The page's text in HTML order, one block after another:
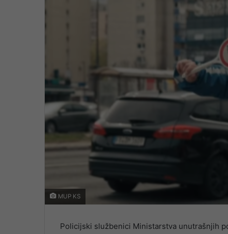
MUP KS
Policijski službenici Ministarstva unutrašnjih